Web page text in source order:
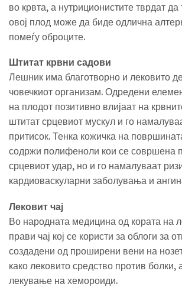
во крвта, а нутриционистите тврдат да
овој плод може да биде одлична
помеѓу оброците.
Штитат крвни садови
Лешник има благотворно и лековито
човечкиот организам. Одредени
на плодот позитивно влијаат на
штитат срцевиот мускул и го
притисок. Тенка кожичка на
содржи полифеноли кои се совршена
срцевиот удар, но и го намалуваат
кардиоваскуларни заболувања и
Лековит чај
Во народната медицина од кората на
прави чај кој се користи за облоги за
создадени од проширени вени на
како лековито средство против болки,
лекување на хемороиди.